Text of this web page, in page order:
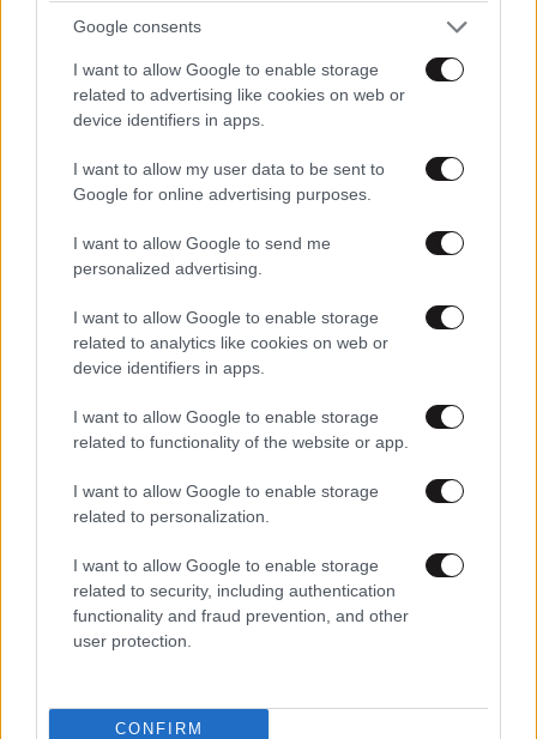
Google consents
I want to allow Google to enable storage
related to advertising like cookies on web or
device identifiers in apps.
I want to allow my user data to be sent to
Google for online advertising purposes.
I want to allow Google to send me
personalized advertising.
I want to allow Google to enable storage
related to analytics like cookies on web or
device identifiers in apps.
I want to allow Google to enable storage
related to functionality of the website or app.
I want to allow Google to enable storage
related to personalization.
I want to allow Google to enable storage
related to security, including authentication
functionality and fraud prevention, and other
user protection.
CONFIRM
STYLE TALKS3 ω. πριν
Βασίλης Βασιλειάδης: Ο άνθρωπος που έκανε
την αρχιτεκτονική viral εξηγεί τι κάνει ένα σπίτι
όμορφο